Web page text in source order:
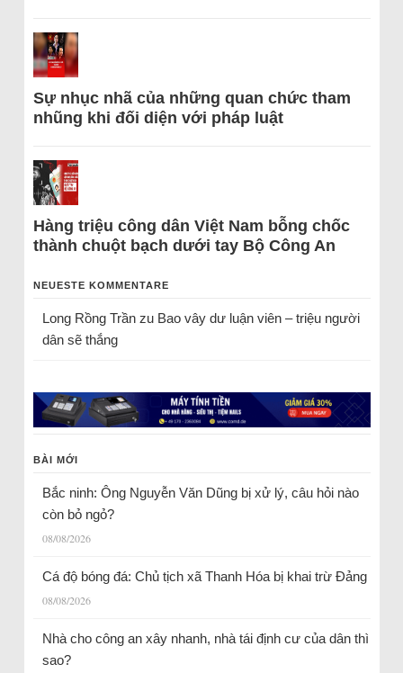
Sự nhục nhã của những quan chức tham
nhũng khi đối diện với pháp luật
Hàng triệu công dân Việt Nam bỗng chốc
thành chuột bạch dưới tay Bộ Công An
NEUESTE KOMMENTARE
Long Rồng Trầnzu Bao vây dư luận viên – triệu người
dân sẽ thắng
BÀI MỚI
Bắc ninh: Ông Nguyễn Văn Dũng bị xử lý, câu hỏi nào
còn bỏ ngỏ?
08/08/2026
Cá độ bóng đá: Chủ tịch xã Thanh Hóa bị khai trừ Đảng
08/08/2026
Nhà cho công an xây nhanh, nhà tái định cư của dân thì
sao?